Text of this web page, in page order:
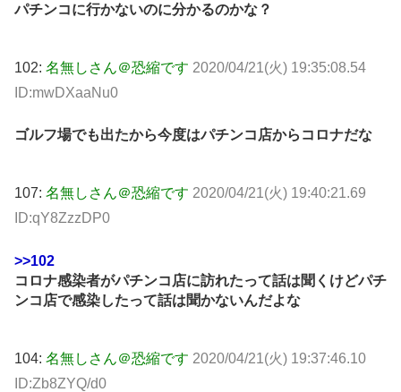
パチンコに行かないのに分かるのかな？
102: 名無しさん＠恐縮です 2020/04/21(火) 19:35:08.54
ID:mwDXaaNu0
ゴルフ場でも出たから今度はパチンコ店からコロナだな
107: 名無しさん＠恐縮です 2020/04/21(火) 19:40:21.69
ID:qY8ZzzDP0
>>102
コロナ感染者がパチンコ店に訪れたって話は聞くけどパチ
ンコ店で感染したって話は聞かないんだよな
104: 名無しさん＠恐縮です 2020/04/21(火) 19:37:46.10
ID:Zb8ZYQ/d0